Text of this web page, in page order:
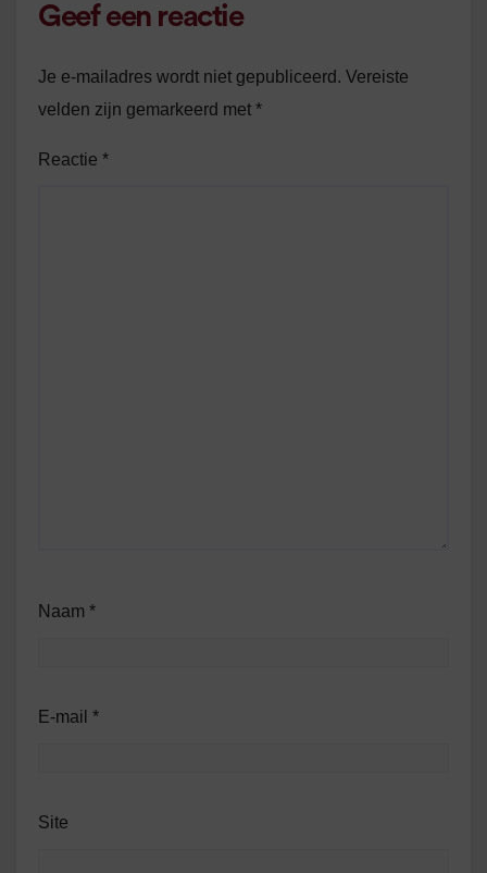
Geef een reactie
Je e-mailadres wordt niet gepubliceerd. Vereiste
velden zijn gemarkeerd met *
Reactie *
Naam *
E-mail *
Site